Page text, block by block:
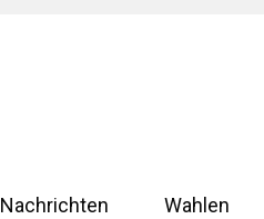
Nachrichten Wahlen